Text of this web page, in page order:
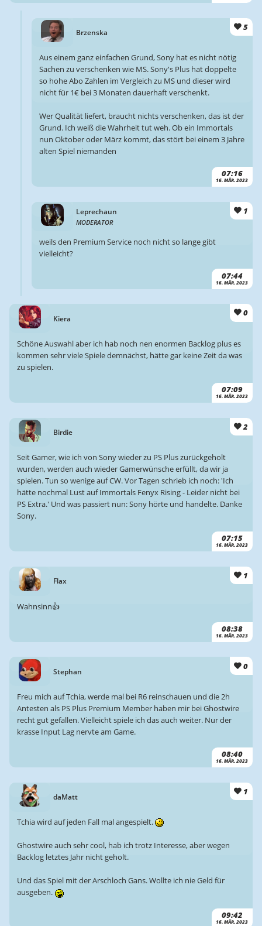
Brzenska
5
07:16
16. MÄR. 2023
Aus einem ganz einfachen Grund, Sony hat es nicht nötig
Sachen zu verschenken wie MS. Sony's Plus hat doppelte
so hohe Abo Zahlen im Vergleich zu MS und dieser wird
nicht für 1€ bei 3 Monaten dauerhaft verschenkt.
Wer Qualität liefert, braucht nichts verschenken, das ist der
Grund. Ich weiß die Wahrheit tut weh. Ob ein Immortals
nun Oktober oder März kommt, das stört bei einem 3 Jahre
alten Spiel niemanden
Leprechaun
MODERATOR
1
07:44
16. MÄR. 2023
weils den Premium Service noch nicht so lange gibt
vielleicht?
Kiera
0
07:09
16. MÄR. 2023
Schöne Auswahl aber ich hab noch nen enormen Backlog plus es
kommen sehr viele Spiele demnächst, hätte gar keine Zeit da was
zu spielen.
Birdie
2
07:15
16. MÄR. 2023
Seit Gamer, wie ich von Sony wieder zu PS Plus zurückgeholt
wurden, werden auch wieder Gamerwünsche erfüllt, da wir ja
spielen. Tun so wenige auf CW. Vor Tagen schrieb ich noch: 'Ich
hätte nochmal Lust auf Immortals Fenyx Rising - Leider nicht bei
PS Extra.' Und was passiert nun: Sony hörte und handelte. Danke
Sony.
Flax
1
08:38
16. MÄR. 2023
Wahnsinn👍
Stephan
0
08:40
16. MÄR. 2023
Freu mich auf Tchia, werde mal bei R6 reinschauen und die 2h
Antesten als PS Plus Premium Member haben mir bei Ghostwire
recht gut gefallen. Vielleicht spiele ich das auch weiter. Nur der
krasse Input Lag nervte am Game.
daMatt
1
09:42
16. MÄR. 2023
Tchia wird auf jeden Fall mal angespielt.
Ghostwire auch sehr cool, hab ich trotz Interesse, aber wegen
Backlog letztes Jahr nicht geholt.
Und das Spiel mit der Arschloch Gans. Wollte ich nie Geld für
ausgeben.